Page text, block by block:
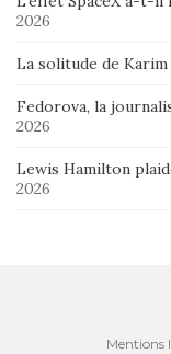
2026
La solitude de
Fedorova, la
2026
Lewis Hamilton
2026
Mentions